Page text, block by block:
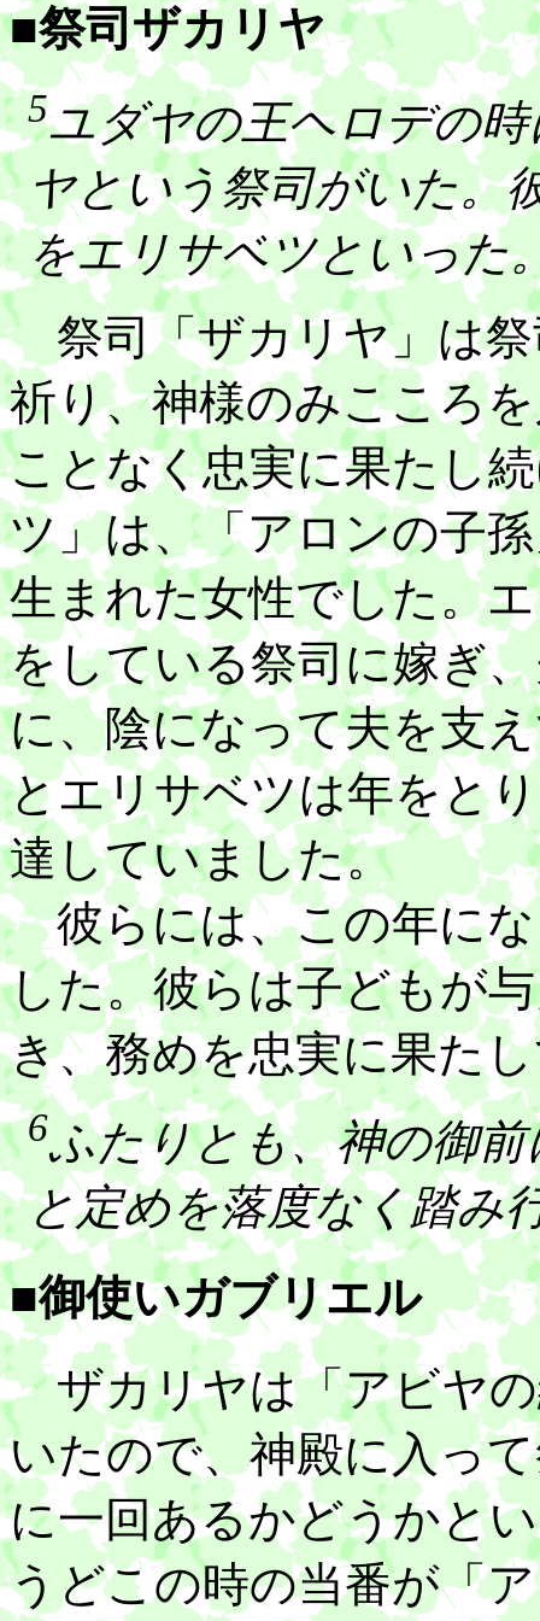
■祭司ザカリヤ
5ユダヤの王ヘロデの
ヤという祭司がいた。
をエリサベツといった
祭司「ザカリヤ」は祭
祈り、神様のみこころ
ことなく忠実に果たし
ツ」は、「アロンの子
生まれた女性でした。
をしている祭司に嫁ぎ
に、陰になって夫を支
とエリサベツは年をと
達していました。
彼らには、この年にな
した。彼らは子どもが
き、務めを忠実に果た
6ふたりとも、神の御
と定めを落度なく踏み
■御使いガブリエル
ザカリヤは「アビヤの
いたので、神殿に入っ
に一回あるかどうかと
うどこの時の当番が「